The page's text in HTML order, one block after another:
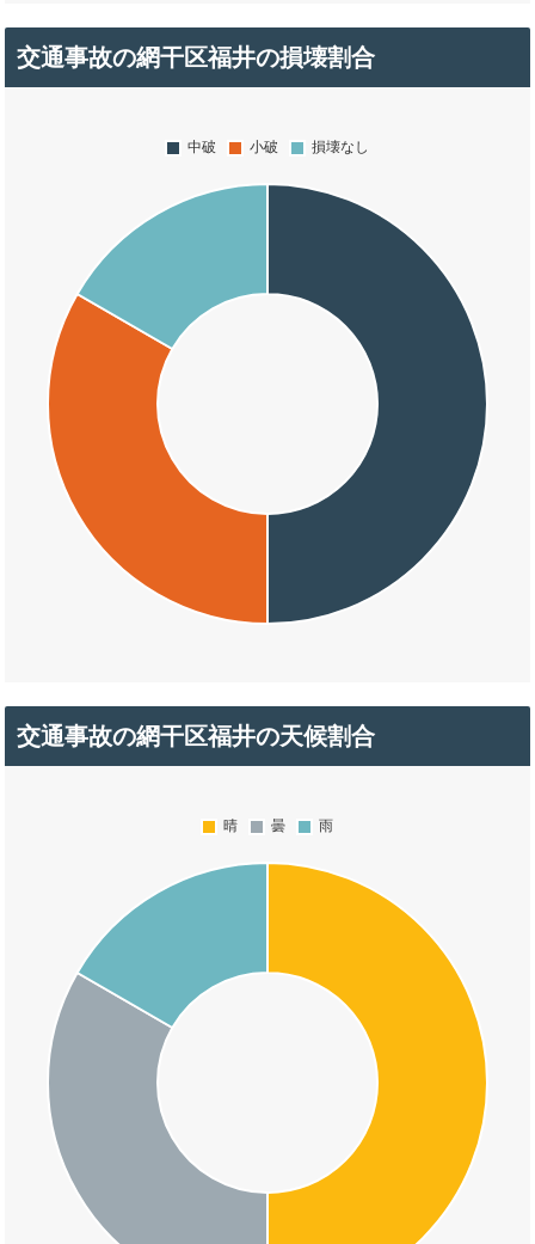
交通事故の網干区福井の損壊割合
交通事故の網干区福井の天候割合